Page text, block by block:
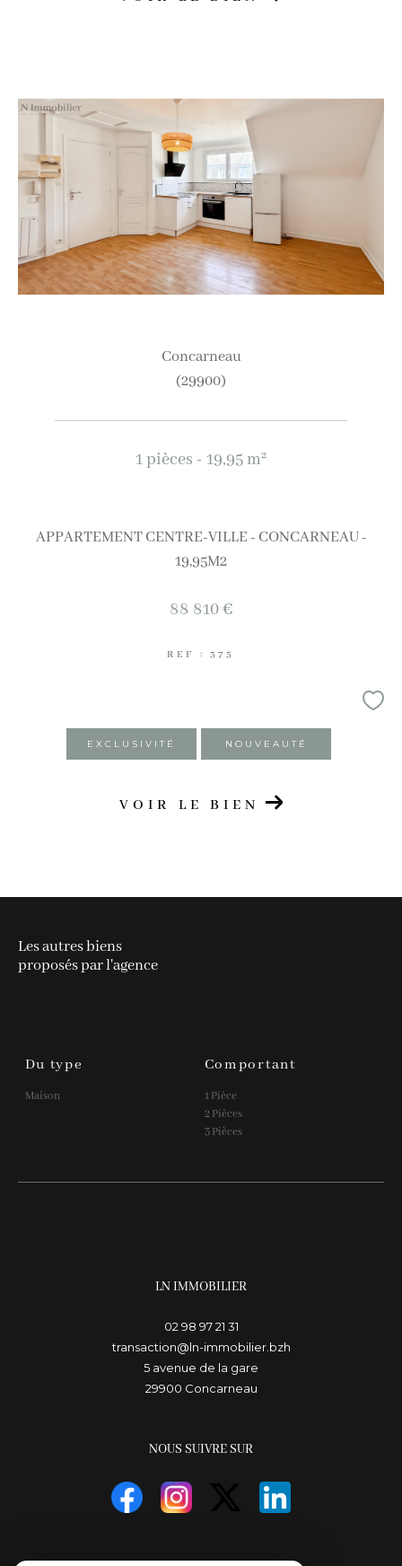
concarneau
(29900)
1 pièces - 19,95 m²
APPARTEMENT CENTRE-VILLE - CONCARNEAU -
19,95M2
88 810 €
REF : 375
EXCLUSIVITÉ NOUVEAUTÉ
VOIR LE BIEN
Les autres biens
proposés par l'agence
Du type
Maison
Comportant
1 Pièce
2 Pièces
3 Pièces
LN IMMOBILIER
02 98 97 21 31
transaction@ln-immobilier.bzh
5 avenue de la gare
29900
concarneau
NOUS SUIVRE SUR